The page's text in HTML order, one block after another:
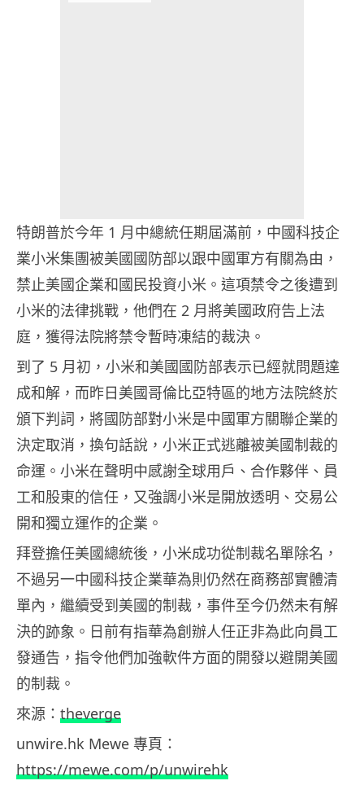
特朗普於今年 1 月中總統任期屆滿前，中國科技企
業小米集團被美國國防部以跟中國軍方有關為由，
禁止美國企業和國民投資小米。這項禁令之後遭到
小米的法律挑戰，他們在 2 月將美國政府告上法
庭，獲得法院將禁令暫時凍結的裁決。
到了 5 月初，小米和美國國防部表示已經就問題達
成和解，而昨日美國哥倫比亞特區的地方法院終於
頒下判詞，將國防部對小米是中國軍方關聯企業的
決定取消，換句話說，小米正式逃離被美國制裁的
命運。小米在聲明中感謝全球用戶、合作夥伴、員
工和股東的信任，又強調小米是開放透明、交易公
開和獨立運作的企業。
拜登擔任美國總統後，小米成功從制裁名單除名，
不過另一中國科技企業華為則仍然在商務部實體清
單內，繼續受到美國的制裁，事件至今仍然未有解
決的跡象。日前有指華為創辦人任正非為此向員工
發通告，指令他們加強軟件方面的開發以避開美國
的制裁。
來源： theverge
unwire.hk Mewe 專頁：
https://mewe.com/p/unwirehk